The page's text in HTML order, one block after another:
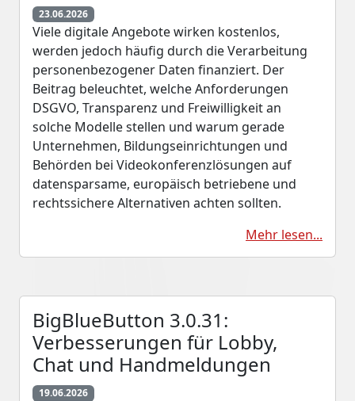
23.06.2026
Viele digitale Angebote wirken kostenlos,
werden jedoch häufig durch die Verarbeitung
personenbezogener Daten finanziert. Der
Beitrag beleuchtet, welche Anforderungen
DSGVO, Transparenz und Freiwilligkeit an
solche Modelle stellen und warum gerade
Unternehmen, Bildungseinrichtungen und
Behörden bei Videokonferenzlösungen auf
datensparsame, europäisch betriebene und
rechtssichere Alternativen achten sollten.
Mehr lesen...
BigBlueButton 3.0.31:
Verbesserungen für Lobby,
Chat und Handmeldungen
19.06.2026